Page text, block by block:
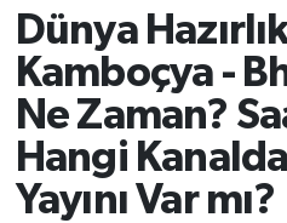
Dünya
Kamboçya -
Ne Zaman?
Hangi
Yayını Var mı?
Bandırma
Bigadiç
BİYOGRAFİLER
Balıkesir Namaz
Balıkesir Trafik
Süper Lig Puan
Tüm Manşetler